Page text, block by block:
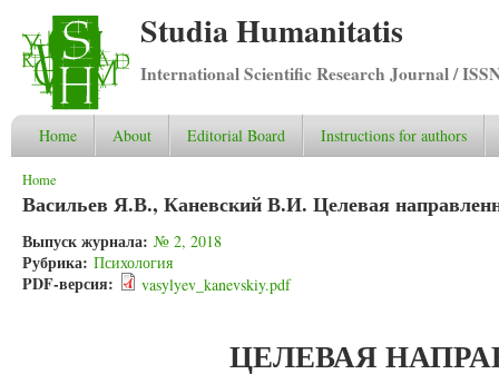
Studia Humanitatis
International Scientific Research Journal /
Home About Editorial Board Instructions for authors
You are here
Home
Васильев Я.В., Каневский В.И. Целевая
Выпуск журнала: № 2, 2018
Рубрика: Психология
PDF-версия: vasylyev_kanevskiy.pdf
ЦЕЛЕВАЯ